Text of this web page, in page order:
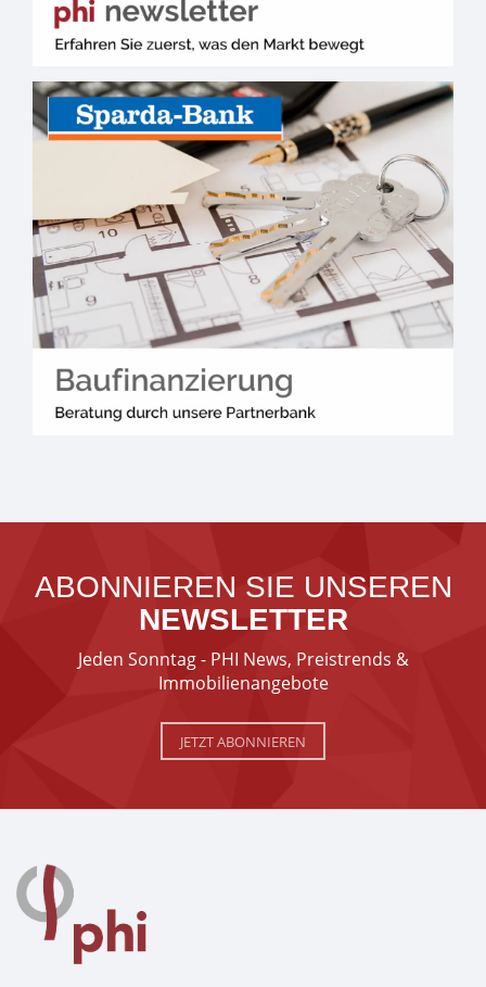
ABONNIEREN SIE UNSEREN
NEWSLETTER
Jeden Sonntag - PHI News, Preistrends &
Immobilienangebote
JETZT ABONNIEREN